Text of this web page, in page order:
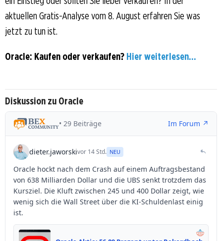
aktuellen Gratis-Analyse vom 8. August erfahren Sie was
jetzt zu tun ist.
Oracle: Kaufen oder verkaufen? Hier weiterlesen...
Diskussion zu Oracle